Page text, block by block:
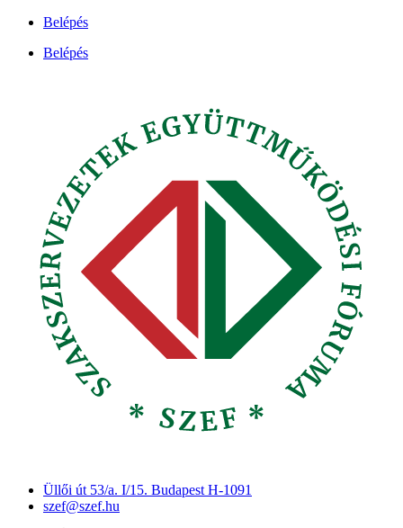
Ugrás
tartalomhoz
Belépés
Belépés
Üllői út 53/a. I/15. Budapest H-1091
szef@szef.hu